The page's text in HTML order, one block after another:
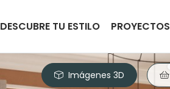
DESCUBRE TU ESTILO PROYECTOS
Imágenes 3D